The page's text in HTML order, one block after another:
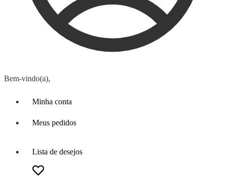
Bem-vindo(a),
Minha conta
Meus pedidos
Lista de desejos